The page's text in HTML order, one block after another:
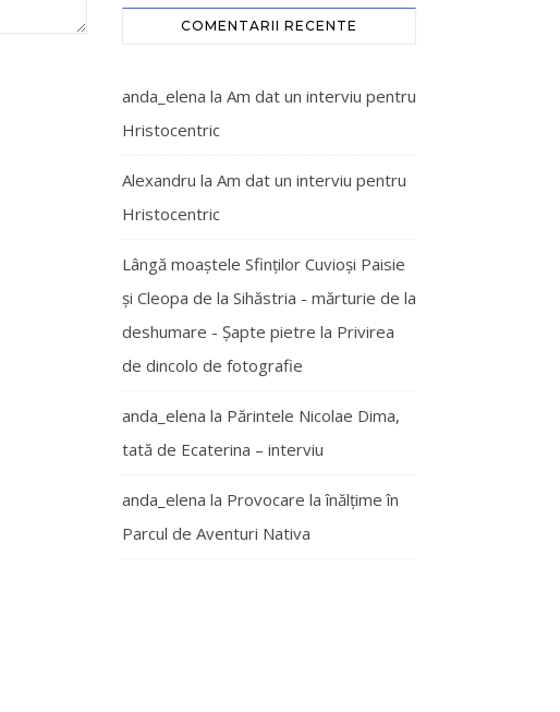
COMENTARII RECENTE
anda_elena la Am dat un interviu pentru
Hristocentric
Alexandru la Am dat un interviu pentru
Hristocentric
Lângă moaștele Sfinților Cuvioși Paisie
și Cleopa de la Sihăstria - mărturie de la
deshumare - Şapte pietre la Privirea
de dincolo de fotografie
anda_elena la Părintele Nicolae Dima,
tată de Ecaterina – interviu
anda_elena la Provocare la înălțime în
Parcul de Aventuri Nativa